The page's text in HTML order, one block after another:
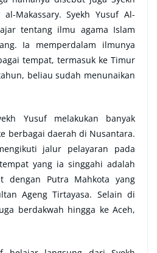
Makassary. Syekh Yusuf Al-
tentang ilmu agama Islam
Ia memperdalam ilmunya
tempat, termasuk ke Timur
beliau sudah menunaikan
Yusuf melakukan banyak
berbagai daerah di Nusantara.
jalur pelayaran pada
yang ia singgahi adalah
dengan Putra Mahkota yang
Ageng Tirtayasa. Selain di
berdakwah hingga ke Aceh,